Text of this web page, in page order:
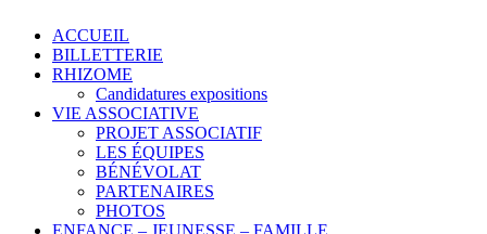
ACCUEIL
BILLETTERIE
RHIZOME
Candidatures expositions
VIE ASSOCIATIVE
PROJET ASSOCIATIF
LES ÉQUIPES
BÉNÉVOLAT
PARTENAIRES
PHOTOS
ENFANCE – JEUNESSE – FAMILLE